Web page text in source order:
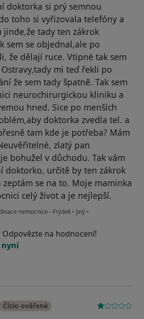
doktorka si prý semnou
toho si vyřizovala telefóny a
jinde,že tady ten zákrok
sem se objednal,ale po
že dělají ruce. Vtipné tak sem
mi teď řekli po
že sem tady špatně. Tak sem
neurochirurgickou kliniku a
hned. Sice po menších
doktorka zvedla tel. a
tam kde je potřeba? Mám
zlatý pan
bohužel v důchodu. Tak vám
doktorko, určitě by ten zákrok
se na to. Moje maminka
celý život a je nejlepší.
nemocnice - Frýdek • Jiný •
Odpovězte na hodnocení!
nyní
Číslo ověřené